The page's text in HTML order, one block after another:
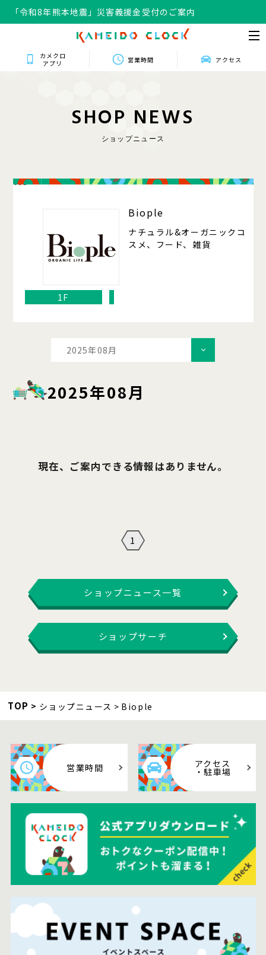
「令和8年熊本地震」災害義援金受付のご案内
カメクロ
アプリ
営業時間 アクセス
SHOP NEWS
ショップニュース
105
Biople
ナチュラル&オーガニックコ
スメ、フード、雑貨
1F
2025年08月
2025年08月
現在、ご案内できる情報はありません。
1
ショップニュース一覧
ショップサーチ
TOP ショップニュース Biople
営業時間 アクセス
・駐車場